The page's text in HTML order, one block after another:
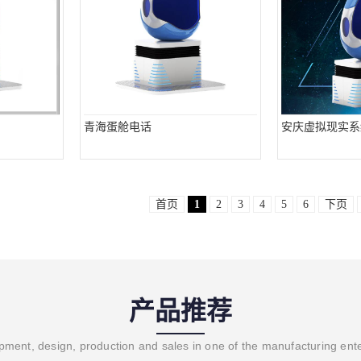
青海蛋舱电话 安庆虚拟现实
首页 1 2 3 4 5 6 下页
产品推荐
design, production and sales in one of the manufacturing